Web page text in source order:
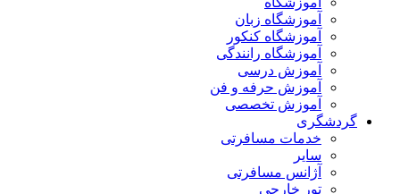
آموزشگاه زبان
آموزشگاه کنکور
آموزشگاه رانندگی
آموزش درسی
آموزش حرفه و فن
آموزش تخصصی
گردشگری
خدمات مسافرتی
سایر
آژانس مسافرتی
تور خارجی